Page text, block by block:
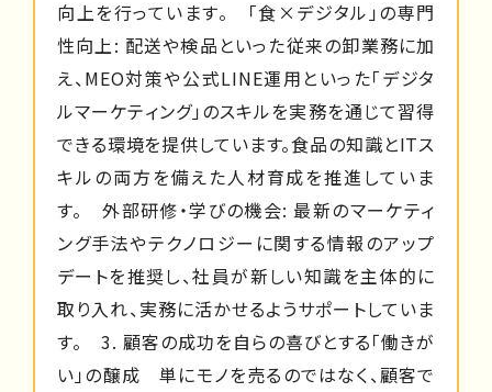
向上を行っています。 「食×デジタル」の専門
性向上: 配送や検品といった従来の卸業務に加
え、MEO対策や公式LINE運用といった「デジタ
ルマーケティング」のスキルを実務を通じて習得
できる環境を提供しています。食品の知識とITス
キルの両方を備えた人材育成を推進していま
す。 外部研修・学びの機会: 最新のマーケティ
ング手法やテクノロジーに関する情報のアップ
デートを推奨し、社員が新しい知識を主体的に
取り入れ、実務に活かせるようサポートしていま
す。 3. 顧客の成功を自らの喜びとする「働きが
い」の醸成 単にモノを売るのではなく、顧客で